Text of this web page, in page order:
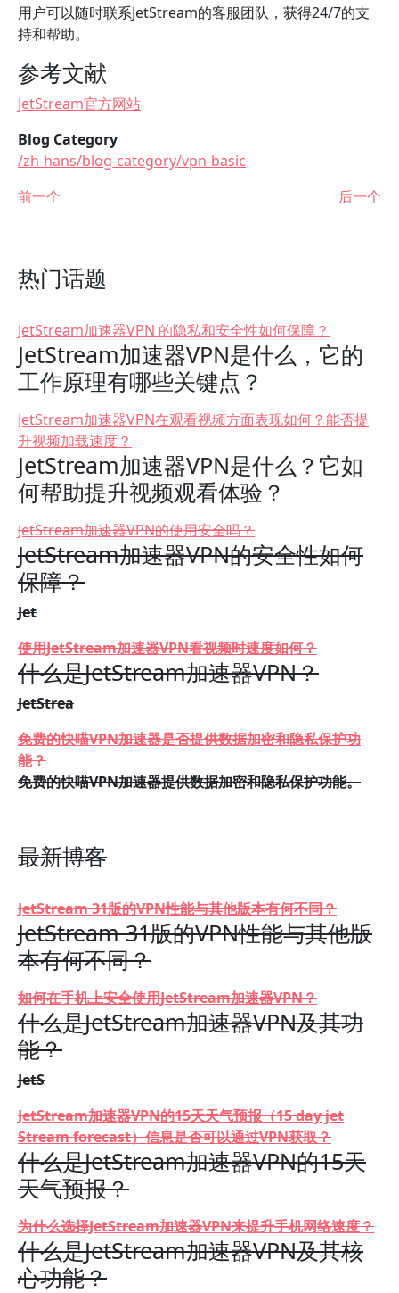
用户可以随时联系JetStream的客服团队，获得24/7的支
持和帮助。
参考文献
JetStream官方网站
Blog Category
/zh-hans/blog-category/vpn-basic
前一个
后一个
热门话题
JetStream加速器VPN 的隐私和安全性如何保障？
JetStream加速器VPN是什么，它的
工作原理有哪些关键点？
JetStream加速器VPN在观看视频方面表现如何？能否提
升视频加载速度？
JetStream加速器VPN是什么？它如
何帮助提升视频观看体验？
JetStream加速器VPN的使用安全吗？
JetStream加速器VPN的安全性如何
保障？
Jet
使用JetStream加速器VPN看视频时速度如何？
什么是JetStream加速器VPN？
JetStrea
免费的快喵VPN加速器是否提供数据加密和隐私保护功
能？
免费的快喵VPN加速器提供数据加密和隐私保护功能。
最新博客
JetStream 31版的VPN性能与其他版本有何不同？
JetStream 31版的VPN性能与其他版
本有何不同？
如何在手机上安全使用JetStream加速器VPN？
什么是JetStream加速器VPN及其功
能？
JetS
JetStream加速器VPN的15天天气预报（15 day jet
Stream forecast）信息是否可以通过VPN获取？
什么是JetStream加速器VPN的15天
天气预报？
为什么选择JetStream加速器VPN来提升手机网络速度？
什么是JetStream加速器VPN及其核
心功能？